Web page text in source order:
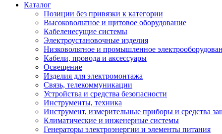
Каталог
Позиции без привязки к категории
Высоковольтное и щитовое оборудование
Кабеленесущие системы
Электроустановочные изделия
Низковольтное и промышленное
Кабели, провода и аксессуары
Освещение
Изделия для электромонтажа
Связь, телекоммуникации
Устройства и средства безопасности
Инструменты, техника
Инструмент, измерительные приборы и средства
Климатические и инженерные системы
Генераторы электроэнергии и элементы питания